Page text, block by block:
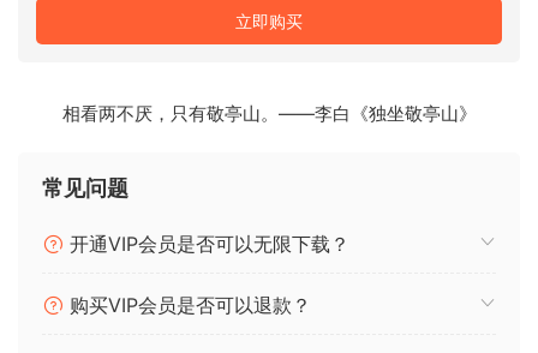
立即购买
相看两不厌，只有敬亭山。——李白《独坐敬亭山》
常见问题
开通VIP会员是否可以无限下载？
购买VIP会员是否可以退款？